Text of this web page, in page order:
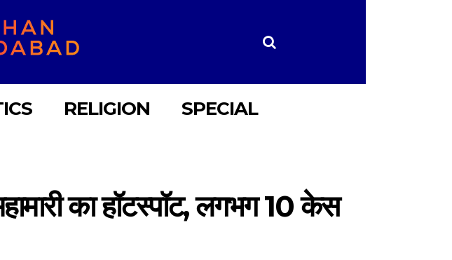
RELIGION SPECIAL
का हॉटस्पॉट, लगभग 10 केस